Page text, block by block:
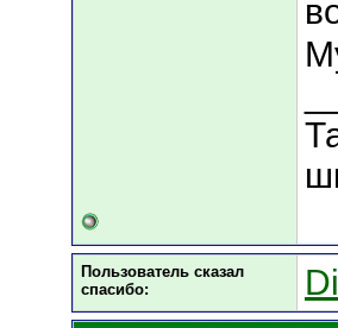
Пользователь сказал
cпасибо: